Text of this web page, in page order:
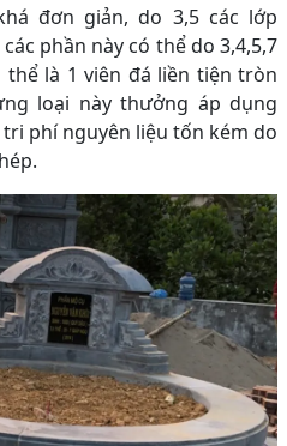
đơn giản, do 3,5 các lớp
phần này có thể do 3,4,5,7
là 1 viên đá liền tiện tròn
loại này thưởng áp dụng
phí nguyên liệu tốn kém do